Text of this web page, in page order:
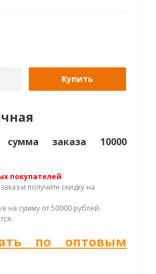
Купить
сумма заказа 10000
покупателей
и получите скидку на
на сумму от 50000 рублей.
по оптовым